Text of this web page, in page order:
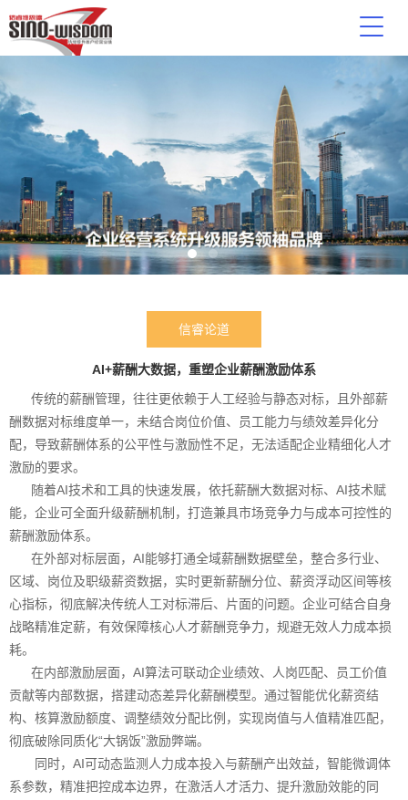
信睿论道
AI+薪酬大数据，重塑企业薪酬激励体系
传统的薪酬管理，往往更依赖于人工经验与静态对标，且外部薪
酬数据对标维度单一，未结合岗位价值、员工能力与绩效差异化分
配，导致薪酬体系的公平性与激励性不足，无法适配企业精细化人才
激励的要求。
随着AI技术和工具的快速发展，依托薪酬大数据对标、AI技术赋
能，企业可全面升级薪酬机制，打造兼具市场竞争力与成本可控性的
薪酬激励体系。
在外部对标层面，AI能够打通全域薪酬数据壁垒，整合多行业、
区域、岗位及职级薪资数据，实时更新薪酬分位、薪资浮动区间等核
心指标，彻底解决传统人工对标滞后、片面的问题。企业可结合自身
战略精准定薪，有效保障核心人才薪酬竞争力，规避无效人力成本损
耗。
在内部激励层面，AI算法可联动企业绩效、人岗匹配、员工价值
贡献等内部数据，搭建动态差异化薪酬模型。通过智能优化薪资结
构、核算激励额度、调整绩效分配比例，实现岗值与人值精准匹配，
彻底破除同质化“大锅饭”激励弊端。
同时，AI可动态监测人力成本投入与薪酬产出效益，智能微调体
系参数，精准把控成本边界，在激活人才活力、提升激励效能的同